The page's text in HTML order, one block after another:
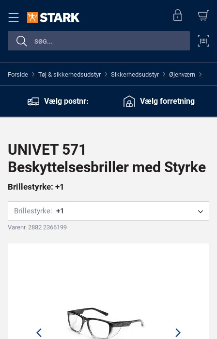
Forside > Tøj & sikkerhedsudstyr > Sikkerhedsudstyr > Øjenværn >
Vælg postnr: Vælg forretning
UNIVET 571
Beskyttelsesbriller med Styrke
Brillestyrke: +1
Brillestyrke: +1
Varenr. 2882 2366199